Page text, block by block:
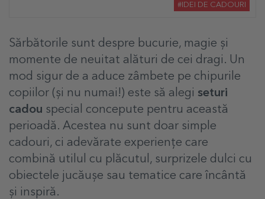
#IDEI DE CADOURI
Sărbătorile sunt despre bucurie, magie și
momente de neuitat alături de cei dragi. Un
mod sigur de a aduce zâmbete pe chipurile
copiilor (și nu numai!) este să alegi seturi
cadou special concepute pentru această
perioadă. Acestea nu sunt doar simple
cadouri, ci adevărate experiențe care
combină utilul cu plăcutul, surprizele dulci cu
obiectele jucăușe sau tematice care încântă
și inspiră.